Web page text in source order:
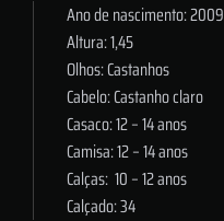
Ano de nascimento: 2009
Altura: 1,45
Olhos: Castanhos
Cabelo: Castanho claro
Casaco: 12 – 14 anos
Camisa: 12 – 14 anos
Calças: 10 – 12 anos
Calçado: 34